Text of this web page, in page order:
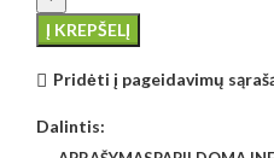
Į KREPŠELĮ
Pridėti į pageidavimų
Dalintis: